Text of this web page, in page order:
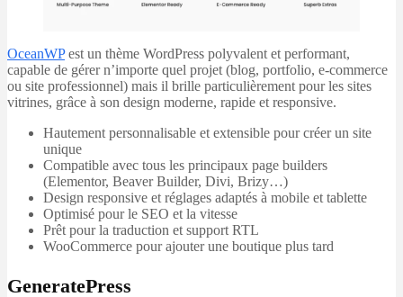
OceanWPest un thème WordPress polyvalent et performant,
capable de gérer n’importe quel projet (blog, portfolio, e-commerce
ou site professionnel) mais il brille particulièrement pour les sites
vitrines, grâce à son design moderne, rapide et responsive.
Hautement personnalisable et extensible pour créer un site
unique
Compatible avec tous les principaux page builders
(Elementor, Beaver Builder, Divi, Brizy…)
Design responsive et réglages adaptés à mobile et tablette
Optimisé pour le SEO et la vitesse
Prêt pour la traduction et support RTL
WooCommerce pour ajouter une boutique plus tard
GeneratePress